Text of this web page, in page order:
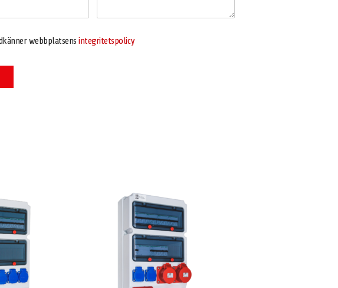
webbplatsens integritetspolicy